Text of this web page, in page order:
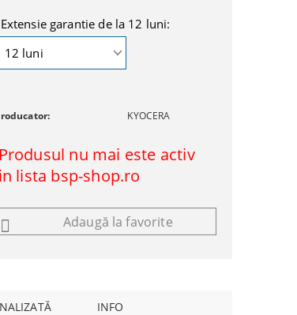
Extensie garantie de la 12 luni:
KYOCERA
Produsul nu mai este activ
in lista bsp-shop.ro
Adaugă la favorite
INFO